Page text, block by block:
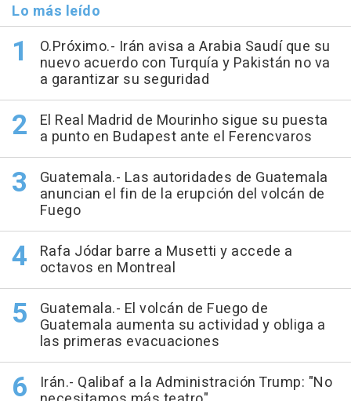
Lo más leído
O.Próximo.- Irán avisa a Arabia Saudí que su
nuevo acuerdo con Turquía y Pakistán no va
a garantizar su seguridad
El Real Madrid de Mourinho sigue su puesta
a punto en Budapest ante el Ferencvaros
Guatemala.- Las autoridades de Guatemala
anuncian el fin de la erupción del volcán de
Fuego
Rafa Jódar barre a Musetti y accede a
octavos en Montreal
Guatemala.- El volcán de Fuego de
Guatemala aumenta su actividad y obliga a
las primeras evacuaciones
Irán.- Qalibaf a la Administración Trump: "No